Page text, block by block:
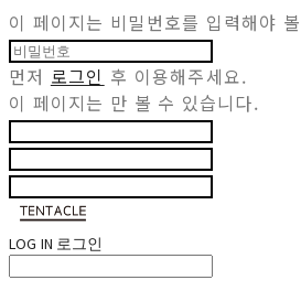
이 페이지는 비밀번호를 입력해야
먼저 로그인 후 이용해주세요.
이 페이지는 만 볼 수 있습니다.
LOG IN 로그인